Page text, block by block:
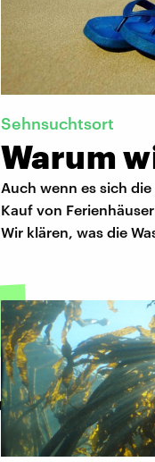
Sehnsuchtsort
Warum
Auch wenn es sich
Kauf von
Wir klären, was die